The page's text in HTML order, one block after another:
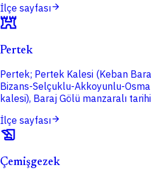
İlçe sayfasıarrow_forward
fort
Pertek
Pertek; Pertek Kalesi (Keban
Bizans-Selçuklu-Akkoyunlu-
kalesi), Baraj Gölü manzaralı
İlçe sayfasıarrow_forward
history_edu
Çemişgezek